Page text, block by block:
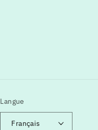
Langue
Français